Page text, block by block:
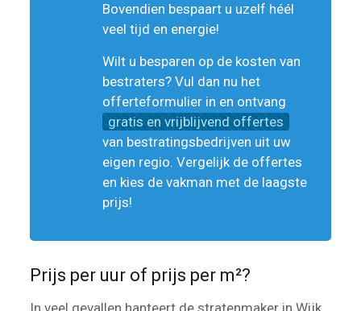
Bovendien bespaart u uzelf héél
veel tijd en energie!
Wilt u besparen op de kosten van
bestraters? Vul dan nu het
offerteformulier in en ontvang
gratis en vrijblijvend offertes
van bestratingsbedrijven uit uw
eigen regio. Vergelijk de offertes
en kies de vakman met de laagste
prijs!
Prijs per uur of prijs per m²?